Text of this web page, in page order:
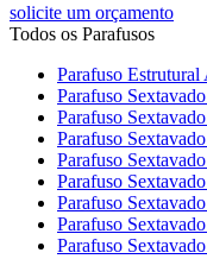
solicite um orçamento
Todos os Parafusos
Parafuso
Parafuso
Parafuso
Parafuso
Parafuso
Parafuso
Parafuso
Parafuso
Parafuso